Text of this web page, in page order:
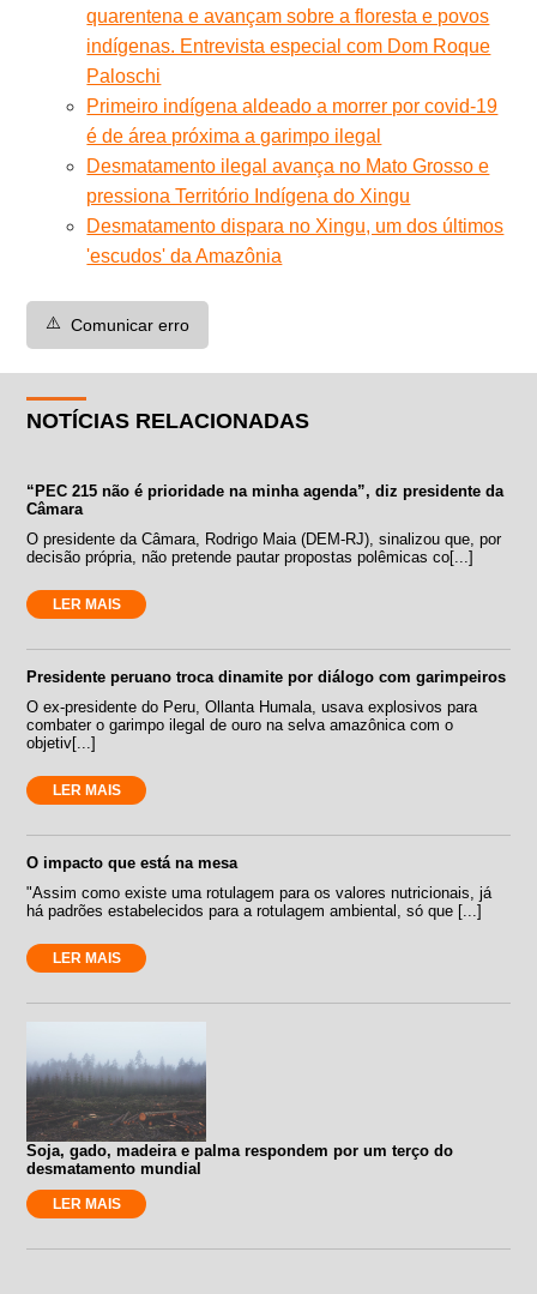
quarentena e avançam sobre a floresta e povos
indígenas. Entrevista especial com Dom Roque
Paloschi
Primeiro indígena aldeado a morrer por covid-19
é de área próxima a garimpo ilegal
Desmatamento ilegal avança no Mato Grosso e
pressiona Território Indígena do Xingu
Desmatamento dispara no Xingu, um dos últimos
'escudos' da Amazônia
⚠️ Comunicar erro
NOTÍCIAS RELACIONADAS
“PEC 215 não é prioridade na minha agenda”, diz presidente da
Câmara
O presidente da Câmara, Rodrigo Maia (DEM-RJ), sinalizou que, por
decisão própria, não pretende pautar propostas polêmicas co[...]
LER MAIS
Presidente peruano troca dinamite por diálogo com garimpeiros
O ex-presidente do Peru, Ollanta Humala, usava explosivos para
combater o garimpo ilegal de ouro na selva amazônica com o
objetiv[...]
LER MAIS
O impacto que está na mesa
"Assim como existe uma rotulagem para os valores nutricionais, já
há padrões estabelecidos para a rotulagem ambiental, só que [...]
LER MAIS
Soja, gado, madeira e palma respondem por um terço do
desmatamento mundial
LER MAIS